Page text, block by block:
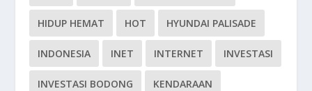
HIDUP HEMAT HOT HYUNDAI PALISADE
INDONESIA INET INTERNET INVESTASI
INVESTASI BODONG KENDARAAN